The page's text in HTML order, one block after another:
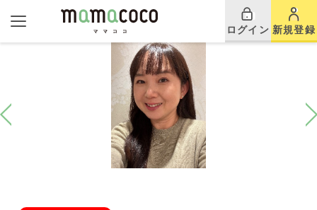
ログイン 新規登録